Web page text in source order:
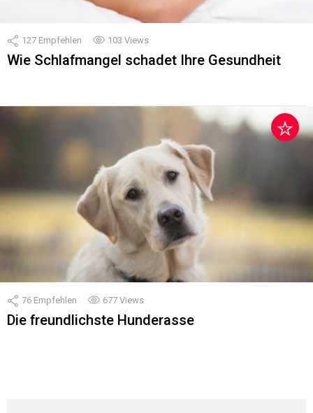
127 Empfehlen 103 Views
Wie Schlafmangel schadet Ihre Gesundheit
76 Empfehlen 677 Views
Die freundlichste Hunderasse